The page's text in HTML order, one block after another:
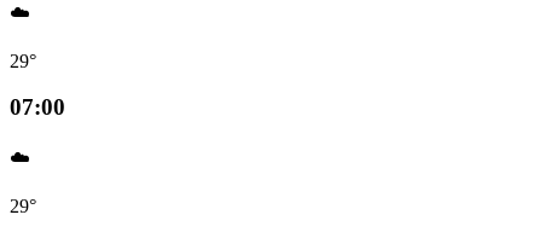
☁️
29°
07:00
☁️
29°